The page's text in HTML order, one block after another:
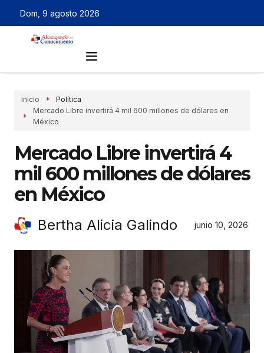
Dom, 9 agosto 2026
Inicio
Política
Mercado Libre invertirá 4 mil 600 millones de dólares en
México
Mercado Libre invertirá 4
mil 600 millones de dólares
en México
Bertha Alicia Galindo junio 10, 2026